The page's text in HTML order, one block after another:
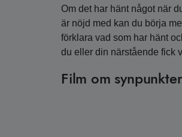
Om det har hänt något när
är nöjd med kan du börja
förklara vad som har hänt
du eller din närstående fick
Film om